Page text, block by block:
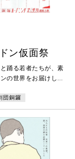
ン仮面祭
踊る若者たちが、素
の世界をお届けしま
島。この島から金鉱
貧しかった人々の心
でいます。ところ
に・・・今宵は年に
ドンの祭り。若者達
恋にめぐりあうため
団銅鑼